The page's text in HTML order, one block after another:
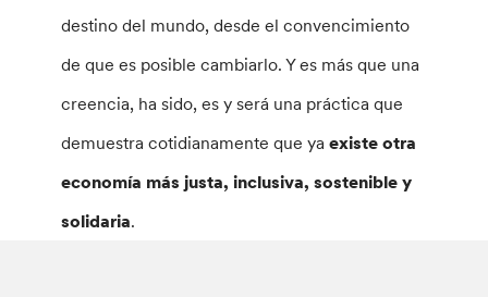
destino del mundo, desde el convencimiento
de que es posible cambiarlo. Y es más que una
creencia, ha sido, es y será una práctica que
demuestra cotidianamente que yaexiste otra
economía más justa, inclusiva, sostenible y
solidaria.